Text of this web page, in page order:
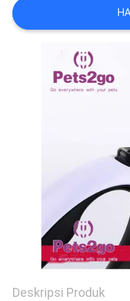
PRIVACY
Deskripsi Produk